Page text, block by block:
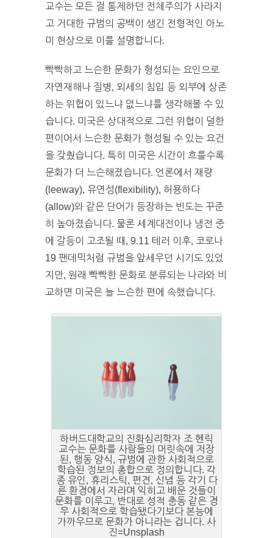
교수는 모든 걸 통제하던 전체주의가 사라지
고 거대한 규범의 공백이 생긴 전형적인 아노
미 현상으로 이를 설명합니다.
빡빡하고 느슨한 문화가 형성되는 요인으로
자연재해나 질병, 외세의 침입 등 외부에 상존
하는 위협이 있느냐 없느냐를 생각해볼 수 있
습니다. 미국은 상대적으로 그런 위협이 덜한
편이어서 느슨한 문화가 형성될 수 있는 요건
을 갖췄습니다. 특히 미국은 시간이 흐를수록
문화가 더 느슨해졌습니다. 언론에서 재량
(leeway), 유연성(flexibility), 허용하다
(allow)와 같은 단어가 등장하는 빈도는 꾸준
히 높아졌습니다. 물론 세계대전이나 냉전 중
에 갈등이 고조될 때, 9.11 테러 이후, 코로나
19 팬데믹처럼 규범을 앞세우던 시기도 있었
지만, 원래 빡빡한 문화로 분류되는 나라와 비
교하면 미국은 늘 느슨한 편에 속했습니다.
하버드대학교의 진화심리학자 조 헨릭
교수는 문화를 사람들의 머릿속에 저장
된, 행동 양식, 규범에 관한 사회적으로
학습된 정보의 총합으로 정의합니다. 각
종 유인, 휴리스틱, 편견, 신념 등 각기 다
른 환경에서 자라며 익히고 배운 것들이
문화를 이루고, 반대로 성적 충동 같은 경
우 사회적으로 학습됐다기보다 본능에
가까우므로 문화가 아니라는 겁니다. 사
진=Unsplash